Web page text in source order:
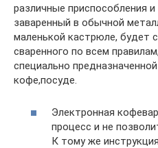
различные приспособления
заваренный в обычной
маленькой кастрюле, будет
сваренного по всем
специально
кофе,посуде.
Электронная
процесс и не
К тому же